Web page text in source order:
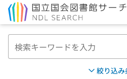
絞り込み